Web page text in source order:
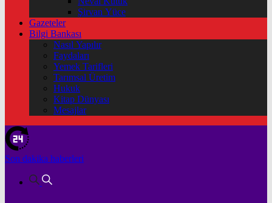
Şirvan Yüce
Gazeteler
Bilgi Bankası
Nasıl Yapılır
Faydaları
Yemek Tarifleri
Tarımsal Üretim
Hukuk
Kitap Dünyası
Mesajlar
Son dakika haberleri